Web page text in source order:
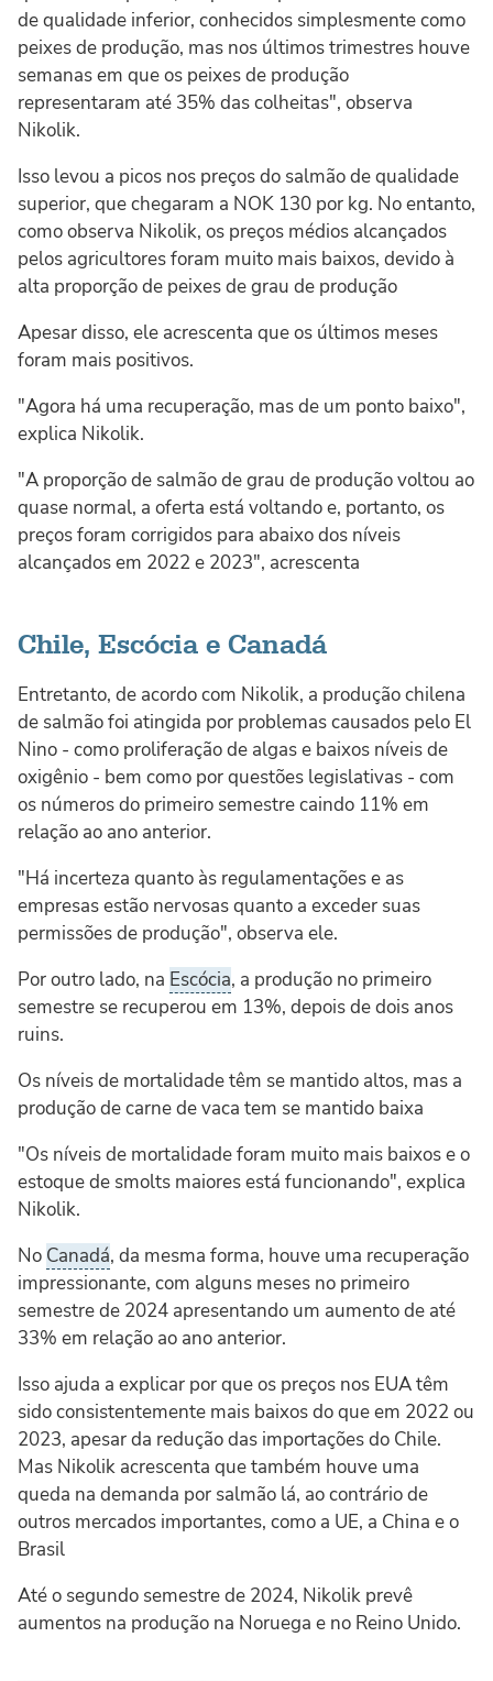
de qualidade inferior, conhecidos simplesmente como
peixes de produção, mas nos últimos trimestres houve
semanas em que os peixes de produção
representaram até 35% das colheitas", observa
Nikolik.
Isso levou a picos nos preços do salmão de qualidade
superior, que chegaram a NOK 130 por kg. No entanto,
como observa Nikolik, os preços médios alcançados
pelos agricultores foram muito mais baixos, devido à
alta proporção de peixes de grau de produção
Apesar disso, ele acrescenta que os últimos meses
foram mais positivos.
"Agora há uma recuperação, mas de um ponto baixo",
explica Nikolik.
"A proporção de salmão de grau de produção voltou ao
quase normal, a oferta está voltando e, portanto, os
preços foram corrigidos para abaixo dos níveis
alcançados em 2022 e 2023", acrescenta
Chile, Escócia e Canadá
Entretanto, de acordo com Nikolik, a produção chilena
de salmão foi atingida por problemas causados pelo El
Nino - como proliferação de algas e baixos níveis de
oxigênio - bem como por questões legislativas - com
os números do primeiro semestre caindo 11% em
relação ao ano anterior.
"Há incerteza quanto às regulamentações e as
empresas estão nervosas quanto a exceder suas
permissões de produção", observa ele.
Por outro lado, na Escócia, a produção no primeiro
semestre se recuperou em 13%, depois de dois anos
ruins.
Os níveis de mortalidade têm se mantido altos, mas a
produção de carne de vaca tem se mantido baixa
"Os níveis de mortalidade foram muito mais baixos e o
estoque de smolts maiores está funcionando", explica
Nikolik.
No Canadá, da mesma forma, houve uma recuperação
impressionante, com alguns meses no primeiro
semestre de 2024 apresentando um aumento de até
33% em relação ao ano anterior.
Isso ajuda a explicar por que os preços nos EUA têm
sido consistentemente mais baixos do que em 2022 ou
2023, apesar da redução das importações do Chile.
Mas Nikolik acrescenta que também houve uma
queda na demanda por salmão lá, ao contrário de
outros mercados importantes, como a UE, a China e o
Brasil
Até o segundo semestre de 2024, Nikolik prevê
aumentos na produção na Noruega e no Reino Unido.